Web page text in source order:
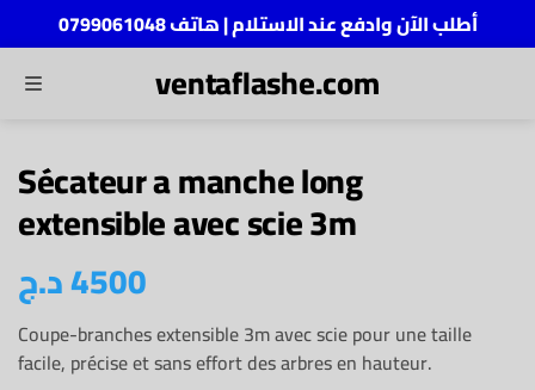
أطلب الآن وادفع عند الاستلام | هاتف 0799061048
MENU ventaflashe.com
Sécateur a manche long
extensible avec scie 3m
4500د.ج
Coupe-branches extensible 3m avec scie pour une taille
facile, précise et sans effort des arbres en hauteur.